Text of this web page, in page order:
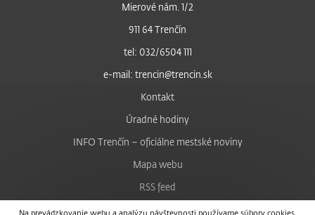
Na prevádzkovanie webu a analýzu návštevnosti používame súbory cookies.
Mierové nám. 1/2
911 64 Trenčín
tel: 032/6504 111
e-mail: trencin@trencin.sk
Kontakt
Úradné hodiny
INFO Trenčín – oficiálne mestské noviny
Mapa webu
RSS feed
Nastavenie cookies